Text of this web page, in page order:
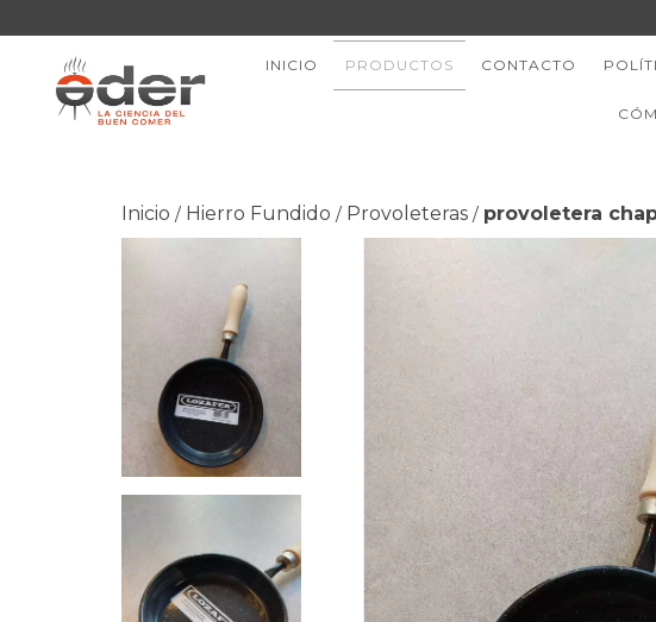
INICIO PRODUCTOS CONTACTO
Inicio / Hierro Fundido / Provoleteras / provoletera